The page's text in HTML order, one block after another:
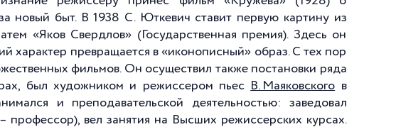
новый быт. В 1938 С. Юткевич ставит первую картину из
«Яков Свердлов» (Государственная премия). Здесь он
характер превращается в «иконописный» образ. С тех пор
фильмов. Он осуществил также постановки ряда
был художником и режиссером пьес В. Маяковского в
и преподавательской деятельностью: заведовал
профессор), вел занятия на Высших режиссерских курсах.